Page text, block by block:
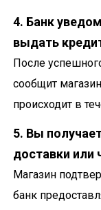
4. Банк
выдать
После
сообщит
происходит в
5. Вы
доставки или
Магазин
банк